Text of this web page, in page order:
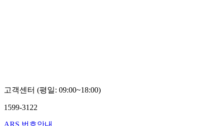
고객센터 (평일: 09:00~18:00)
1599-3122
ARS 번호안내